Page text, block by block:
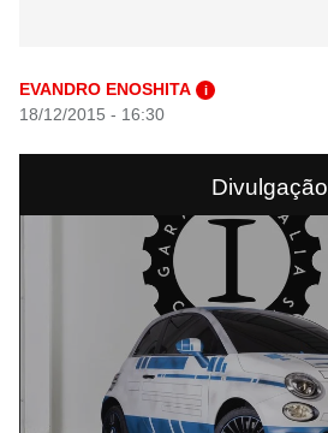
EVANDRO ENOSHITA i
18/12/2015 - 16:30
Divulgação